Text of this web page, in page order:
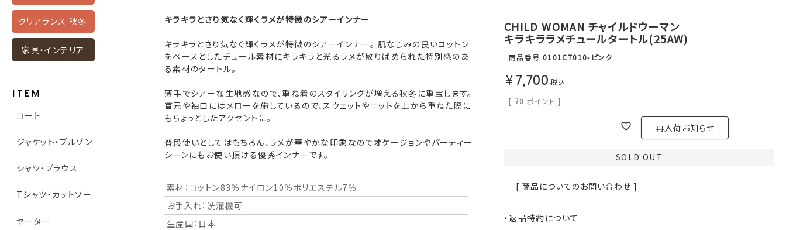
クリアランス 秋冬
家具・インテリア
コート
ジャケット・ブルゾン
シャツ・ブラウス
Tシャツ・カットソー
セーター
キラキラとさり気なく輝くラメが特徴のシアーインナー
キラキラとさり気なく輝くラメが特徴のシアーインナー。 肌なじみの良いコットン
をベースとしたチュール素材にキラキラと光るラメが散りばめられた特別感のあ
る素材のタートル。
薄手でシアーな生地感なので、重ね着のスタイリングが増える秋冬に重宝します。
首元や袖口にはメローを施しているので、スウェットやニットを上から重ねた際に
もちょっとしたアクセントに。
普段使いとしてはもちろん、ラメが華やかな印象なのでオケージョンやパーティー
シーンにもお使い頂ける優秀インナーです。
素材：コットン83％ナイロン10％ポリエステル7％
お手入れ：洗濯機可
生産国：日本
CHILD WOMAN チャイルドウーマン
キラキララメチュールタートル(25AW)
商品番号 0101CT010-ピンク
¥7,700 税込
[ 70 ポイント ]
再入荷お知らせ
SOLD OUT
[ 商品についてのお問い合わせ ]
・返品特約について